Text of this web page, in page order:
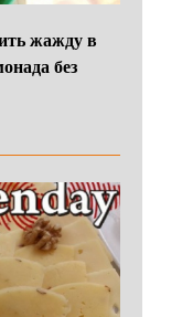
жажду в
без